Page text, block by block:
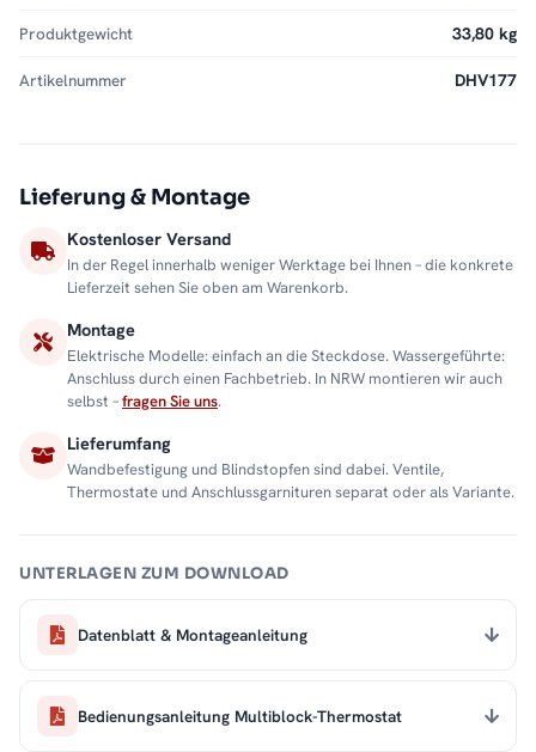
Produktgewicht 33,80 kg
Artikelnummer DHV177
Lieferung & Montage
Kostenloser Versand
In der Regel innerhalb weniger Werktage bei Ihnen – die konkrete
Lieferzeit sehen Sie oben am Warenkorb.
Montage
Elektrische Modelle: einfach an die Steckdose. Wassergeführte:
Anschluss durch einen Fachbetrieb. In NRW montieren wir auch
selbst –fragen Sie uns.
Lieferumfang
Wandbefestigung und Blindstopfen sind dabei. Ventile,
Thermostate und Anschlussgarnituren separat oder als Variante.
UNTERLAGEN ZUM DOWNLOAD
Datenblatt & Montageanleitung
Bedienungsanleitung Multiblock-Thermostat